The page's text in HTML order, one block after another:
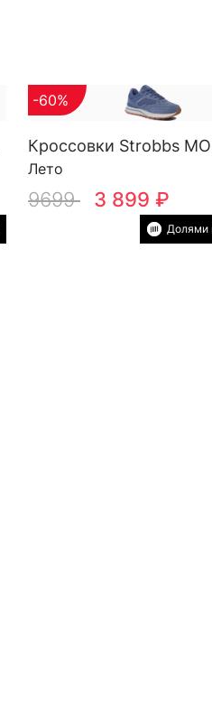
Лето
-60%
9699 3 899 ₽
Долями